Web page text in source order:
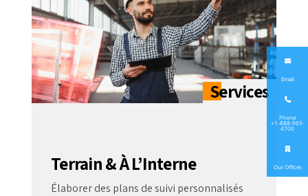
Terrain & À L’Interne
Élaborer des plans de suivi personnalisés
Email
Phone
+1-888-965-
4700
Our Offices